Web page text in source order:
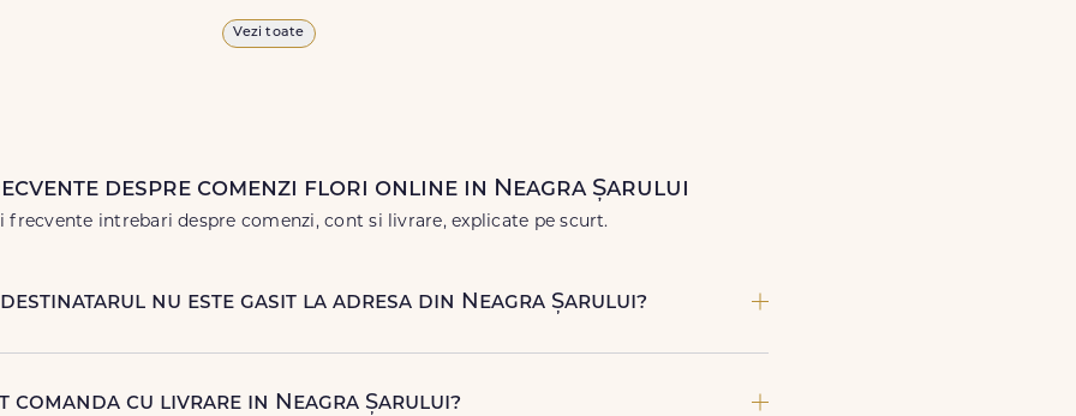
Vezi toate
despre comenzi flori online in Neagra Șarului
frecvente intrebari despre comenzi, cont si livrare, explicate pe scurt.
destinatarul nu este gasit la adresa din Neagra Șarului?
cu livrare in Neagra Șarului?